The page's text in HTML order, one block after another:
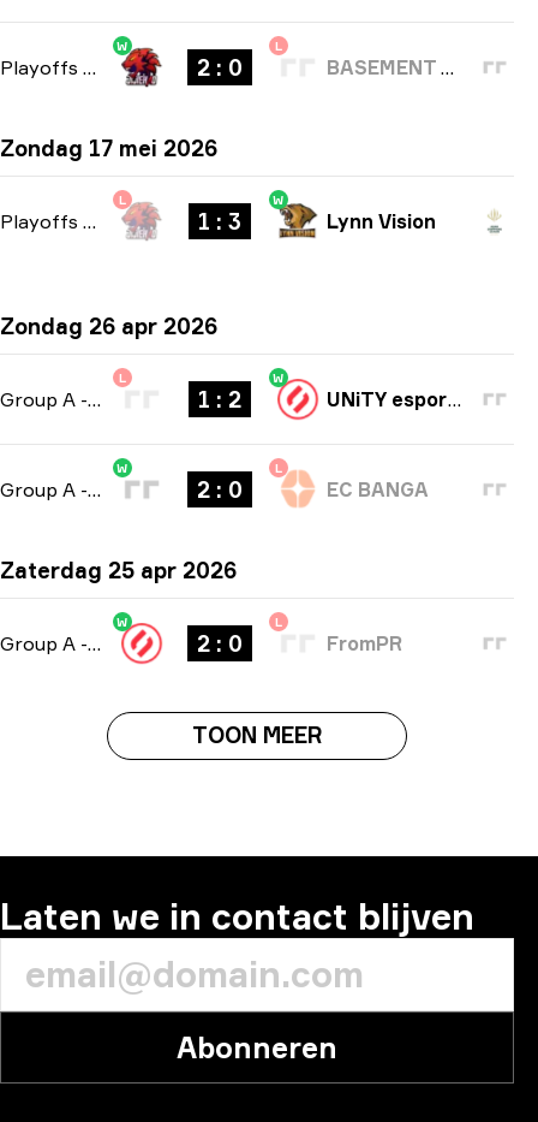
Playoffs bo3
W
2 : 0
L
BASEMENT BOYS
Zondag 17 mei 2026
Playoffs bo5
L
1 : 3
W
Lynn Vision
Zondag 26 apr 2026
Group A - bo3
L
1 : 2
W
UNiTY esports
Group A - bo3
W
2 : 0
L
EC BANGA
Zaterdag 25 apr 2026
Group A - bo3
W
2 : 0
L
FromPR
TOON MEER
Laten we in contact blijven
Abonneren